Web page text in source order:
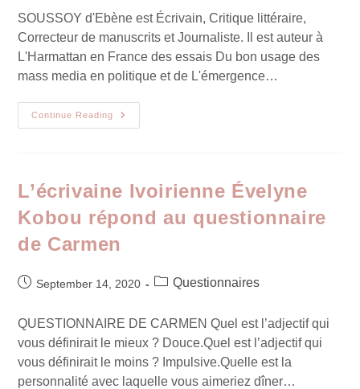
SOUSSOY d'Ebène est Écrivain, Critique littéraire,
Correcteur de manuscrits et Journaliste. Il est auteur à
L'Harmattan en France des essais Du bon usage des
mass media en politique et de L'émergence…
Continue Reading
L’écrivaine Ivoirienne Évelyne
Kobou répond au questionnaire
de Carmen
September 14, 2020 Questionnaires
QUESTIONNAIRE DE CARMEN Quel est l’adjectif qui
vous définirait le mieux ? Douce.Quel est l’adjectif qui
vous définirait le moins ? Impulsive.Quelle est la
personnalité avec laquelle vous aimeriez dîner…